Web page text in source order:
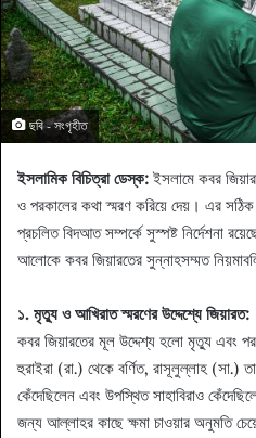
ছবি - সংগৃহীত
ইসলামিক বিচিত্রা ডেস্ক: ইসলামে কবর
ও পরকালের কথা স্মরণ করিয়ে দেয়। এর
প্রচলিত বিদআত সম্পর্কে সুস্পষ্ট নির্দেশনা
আলোকে কবর জিয়ারতের সুন্নাহসম্মত
১. মৃত্যু ও আখিরাত স্মরণের উদ্দেশ্যে জিয়ারত:
কবর জিয়ারতের মূল উদ্দেশ্য হলো মৃত্যু এবং
হুরাইরা (রা.) থেকে বর্ণিত, রাসূলুল্লাহ (সা.)
কেঁদেছিলেন এবং উপস্থিত সাহাবিরাও
জন্য আল্লাহর কাছে ক্ষমা চাওয়ার অনুমতি